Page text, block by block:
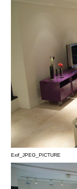
Exif_JPEG_PICTURE